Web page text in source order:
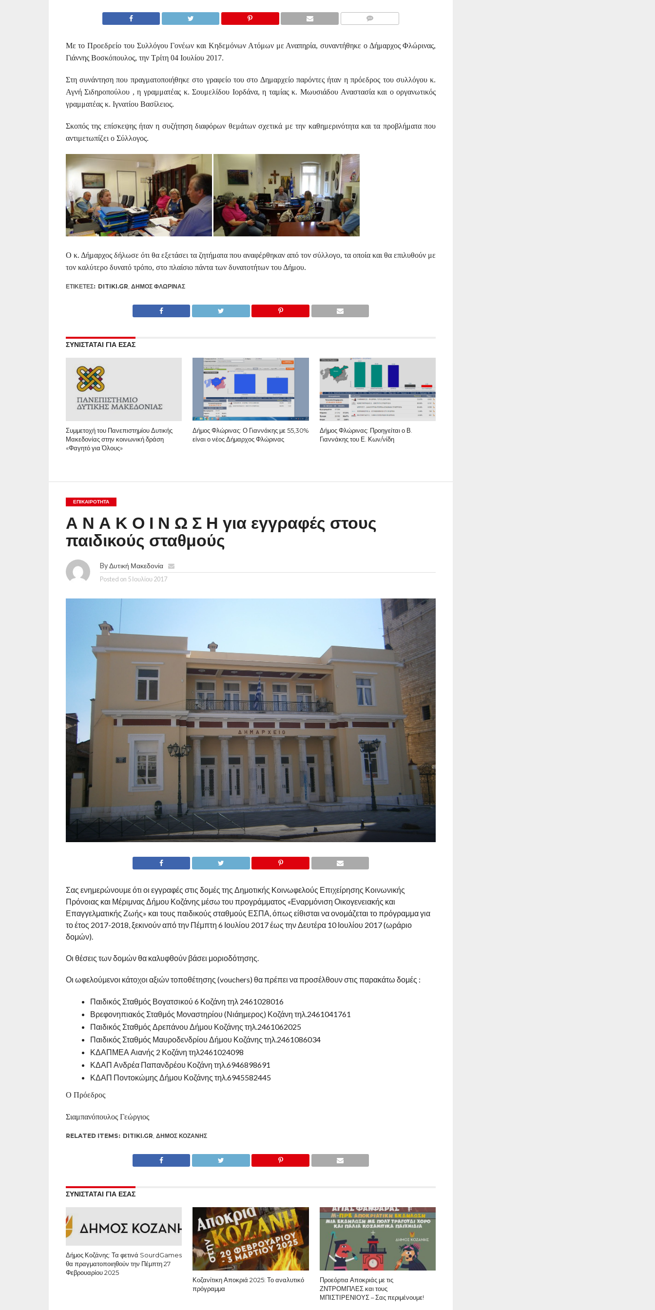
Με το Προεδρείο του Συλλόγου Γονέων και Κηδεμόνων Ατόμων με Αναπηρία, συναντήθηκε ο Δήμαρχος Φλώρινας,
Γιάννης Βοσκόπουλος, την Τρίτη 04 Ιουλίου 2017.
Στη συνάντηση που πραγματοποιήθηκε στο γραφείο του στο Δημαρχείο παρόντες ήταν η πρόεδρος του συλλόγου κ.
Αγνή Σιδηροπούλου , η γραμματέας κ. Σουμελίδου Ιορδάνα, η ταμίας κ. Μωυσιάδου Αναστασία και ο οργανωτικός
γραμματέας κ. Ιγνατίου Βασίλειος.
Σκοπός της επίσκεψης ήταν η συζήτηση διαφόρων θεμάτων σχετικά με την καθημερινότητα και τα προβλήματα που
αντιμετωπίζει ο Σύλλογος.
Ο κ. Δήμαρχος δήλωσε ότι θα εξετάσει τα ζητήματα που αναφέρθηκαν από τον σύλλογο, τα οποία και θα επιλυθούν με
τον καλύτερο δυνατό τρόπο, στο πλαίσιο πάντα των δυνατοτήτων του Δήμου.
ΕΤΙΚΕΤΕΣ: DITIKI.GR ΔΉΜΟΣ ΦΛΏΡΙΝΑΣ
ΣΥΝΙΣΤΑΤΑΙ ΓΙΑ ΕΣΑΣ
Συμμετοχή του Πανεπιστημίου Δυτικής
Μακεδονίας στην κοινωνική δράση
«Φαγητό για Όλους»
Δήμος Φλώρινας: Ο Γιαννάκης με 55,30%
είναι ο νέος Δήμαρχος Φλώρινας
Δήμος Φλώρινας: Προηγείται ο Β.
Γιαννάκης του Ε. Κων/νίδη
ΕΠΙΚΑΙΡΟΤΗΤΑ
Α Ν Α Κ Ο Ι Ν Ω Σ Η για εγγραφές στους
παιδικούς σταθμούς
ByΔυτική Μακεδονία
Posted on 5 Ιουλίου 2017
Σας ενημερώνουμε ότι οι εγγραφές στις δομές της Δημοτικής Κοινωφελούς Επιχείρησης Κοινωνικής
Πρόνοιας και Μέριμνας Δήμου Κοζάνης μέσω του προγράμματος «Εναρμόνιση Οικογενειακής και
Επαγγελματικής Ζωής» και τους παιδικούς σταθμούς ΕΣΠΑ, όπως είθισται να ονομάζεται το πρόγραμμα για
το έτος 2017-2018, ξεκινούν από την Πέμπτη 6 Ιουλίου 2017 έως την Δευτέρα 10 Ιουλίου 2017 (ωράριο
δομών).
Οι θέσεις των δομών θα καλυφθούν βάσει μοριοδότησης.
Οι ωφελούμενοι κάτοχοι αξιών τοποθέτησης (vouchers) θα πρέπει να προσέλθουν στις παρακάτω δομές :
Παιδικός Σταθμός Βογατσικού 6 Κοζάνη τηλ 2461028016
Βρεφονηπιακός Σταθμός Μοναστηρίου (Νιάημερος) Κοζάνη τηλ.2461041761
Παιδικός Σταθμός Δρεπάνου Δήμου Κοζάνης τηλ.2461062025
Παιδικός Σταθμός Μαυροδενδρίου Δήμου Κοζάνης τηλ.2461086034
ΚΔΑΠΜΕΑ Αιανής 2 Κοζάνη τηλ2461024098
ΚΔΑΠ Ανδρέα Παπανδρέου Κοζάνη τηλ.6946898691
ΚΔΑΠ Ποντοκώμης Δήμου Κοζάνης τηλ.6945582445
Ο Πρόεδρος
Σιαμπανόπουλος Γεώργιος
RELATED ITEMS: DITIKI.GR ΔΉΜΟΣ ΚΟΖΆΝΗΣ
ΣΥΝΙΣΤΑΤΑΙ ΓΙΑ ΕΣΑΣ
Δήμος Κοζάνης: Τα φετινά SourdGames
θα πραγματοποιηθούν την Πέμπτη 27
Φεβρουαρίου 2025
Κοζανίτικη Αποκριά 2025: Το αναλυτικό
πρόγραμμα
Προεόρτια Αποκριάς με τις
ΖΝΤΡΟΜΠΛΕΣ και τους
ΜΠΙΣΤΙΡΕΝΙΟΥΣ – Σας περιμένουμε!